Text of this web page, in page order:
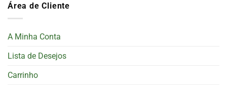
Área de Cliente
A Minha Conta
Lista de Desejos
Carrinho